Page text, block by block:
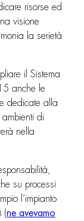
risorse ed
visione
la serietà
il Sistema
anche le
dedicate alla
di
nella
su processi
l’impianto
(ne avevamo